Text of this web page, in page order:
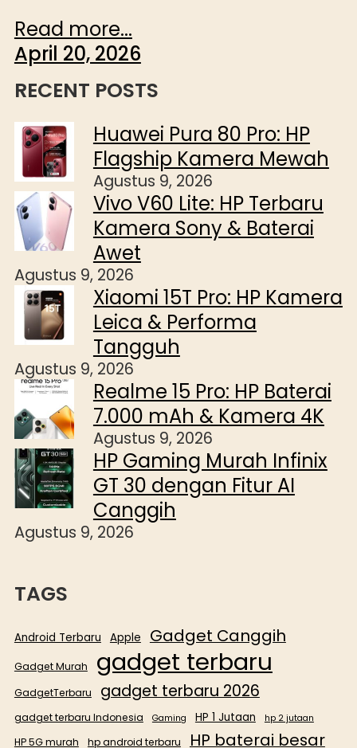
Read more...
April 20, 2026
RECENT POSTS
Huawei Pura 80 Pro: HP
Flagship Kamera Mewah
Agustus 9, 2026
Vivo V60 Lite: HP Terbaru
Kamera Sony & Baterai
Awet
Agustus 9, 2026
Xiaomi 15T Pro: HP Kamera
Leica & Performa
Tangguh
Agustus 9, 2026
Realme 15 Pro: HP Baterai
7.000 mAh & Kamera 4K
Agustus 9, 2026
HP Gaming Murah Infinix
GT 30 dengan Fitur AI
Canggih
Agustus 9, 2026
TAGS
Android Terbaru Apple Gadget Canggih
Gadget Murah gadget terbaru
GadgetTerbaru gadget terbaru 2026
gadget terbaru Indonesia Gaming HP 1 Jutaan hp 2 jutaan
HP 5G murah hp android terbaru HP baterai besar